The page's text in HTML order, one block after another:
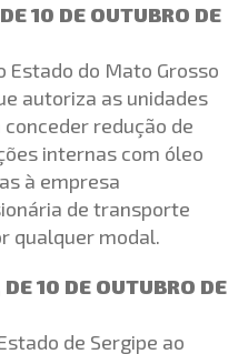
10 DE OUTUBRO DE
Estado do Mato Grosso
autoriza as unidades
redução de
internas com óleo
à empresa
de transporte
qualquer modal.
10 DE OUTUBRO DE
de Sergipe ao